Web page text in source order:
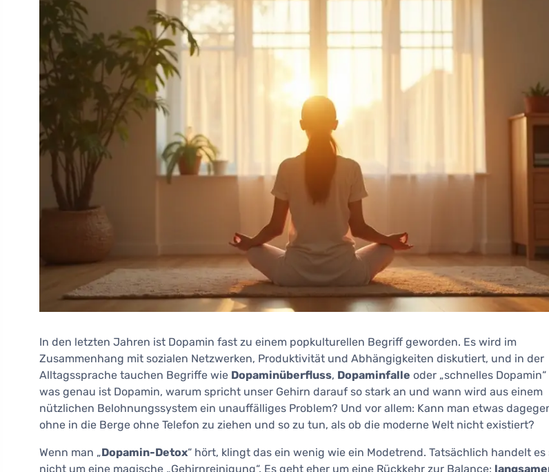
In den letzten Jahren ist Dopamin fast zu einem popkulturellen Begriff geworden. Es wird im
Zusammenhang mit sozialen Netzwerken, Produktivität und Abhängigkeiten diskutiert, und in der
Alltagssprache tauchen Begriffe wie Dopaminüberfluss, Dopaminfalle oder „schnelles
was genau ist Dopamin, warum spricht unser Gehirn darauf so stark an und wann wird aus einem
nützlichen Belohnungssystem ein unauffälliges Problem? Und vor allem: Kann man etwas
ohne in die Berge ohne Telefon zu ziehen und so zu tun, als ob die moderne Welt nicht existiert?
Wenn man „Dopamin-Detox“ hört, klingt das ein wenig wie ein Modetrend. Tatsächlich handelt es
nicht um eine magische „Gehirnreinigung“. Es geht eher um eine Rückkehr zur Balance: